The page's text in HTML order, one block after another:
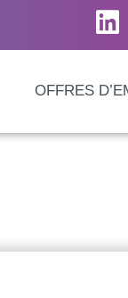
OFFRES